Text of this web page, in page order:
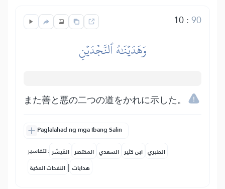
10:90
وَهَدَيۡنَٰهُ ٱلنَّجۡدَيۡنِ
また善と悪の二つの道をかれに示した。
Paglalahad ng mga Ibang Salin
التفاسير: المُيسَّر المختصر السعدي ابن كثير الطبري
النفحات المكية | هدايات